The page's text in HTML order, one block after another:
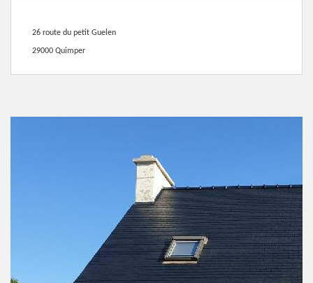
26 route du petit Guelen
29000 Quimper